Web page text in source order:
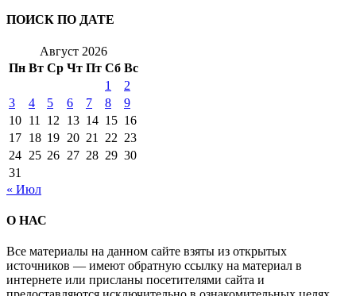
ПОИСК ПО ДАТЕ
Август 2026
Пн Вт Ср Чт Пт Сб Вс
1
2
3
4 5 6 7 8
9
10 11 12 13 14 15 16
17 18 19 20 21 22 23
24 25 26 27 28 29 30
31
« Июл
О НАС
Все материалы на данном сайте взяты из открытых
источников — имеют обратную ссылку на материал в
интернете или присланы посетителями сайта и